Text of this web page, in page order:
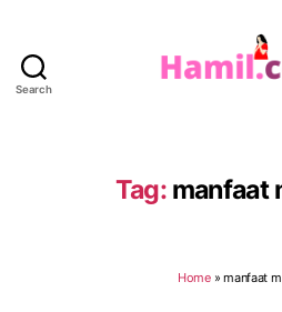
Search
Tag: manfaat
Home»manfaat